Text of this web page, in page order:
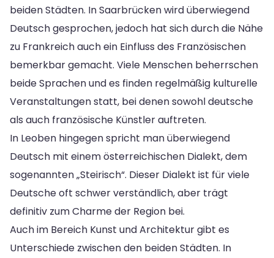
beiden Städten. In Saarbrücken wird überwiegend
Deutsch gesprochen, jedoch hat sich durch die Nähe
zu Frankreich auch ein Einfluss des Französischen
bemerkbar gemacht. Viele Menschen beherrschen
beide Sprachen und es finden regelmäßig kulturelle
Veranstaltungen statt, bei denen sowohl deutsche
als auch französische Künstler auftreten.
In Leoben hingegen spricht man überwiegend
Deutsch mit einem österreichischen Dialekt, dem
sogenannten „Steirisch“. Dieser Dialekt ist für viele
Deutsche oft schwer verständlich, aber trägt
definitiv zum Charme der Region bei.
Auch im Bereich Kunst und Architektur gibt es
Unterschiede zwischen den beiden Städten. In